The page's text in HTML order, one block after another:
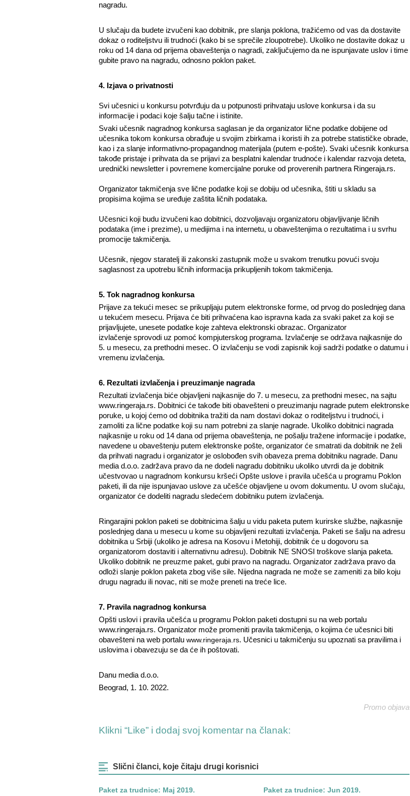
nagradu.
U slučaju da budete izvučeni kao dobitnik, pre slanja poklona, tražićemo od vas da dostavite
dokaz o roditeljstvu ili trudnoći (kako bi se sprečile zloupotrebe). Ukoliko ne dostavite dokaz u
roku od 14 dana od prijema obaveštenja o nagradi, zaključujemo da ne ispunjavate uslov i time
gubite pravo na nagradu, odnosno poklon paket.
4. Izjava o privatnosti
Svi učesnici u konkursu potvrđuju da u potpunosti prihvataju uslove konkursa i da su
informacije i podaci koje šalju tačne i istinite.
Svaki učesnik nagradnog konkursa saglasan je da organizator lične podatke dobijene od
učesnika tokom konkursa obrađuje u svojim zbirkama i koristi ih za potrebe statističke obrade,
kao i za slanje informativno-propagandnog materijala (putem e-pošte). Svaki učesnik konkursa
takođe pristaje i prihvata da se prijavi za besplatni kalendar trudnoće i kalendar razvoja deteta,
urednički newsletter i povremene komercijalne poruke od proverenih partnera Ringeraja.rs.
Organizator takmičenja sve lične podatke koji se dobiju od učesnika, štiti u skladu sa
propisima kojima se uređuje zaštita ličnih podataka.
Učesnici koji budu izvučeni kao dobitnici, dozvoljavaju organizatoru objavljivanje ličnih
podataka (ime i prezime), u medijima i na internetu, u obaveštenjima o rezultatima i u svrhu
promocije takmičenja.
Učesnik, njegov staratelj ili zakonski zastupnik može u svakom trenutku povući svoju
saglasnost za upotrebu ličnih informacija prikupljenih tokom takmičenja.
5. Tok nagradnog konkursa
Prijave za tekući mesec se prikupljaju putem elektronske forme, od prvog do poslednjeg dana
u tekućem mesecu. Prijava će biti prihvaćena kao ispravna kada za svaki paket za koji se
prijavljujete, unesete podatke koje zahteva elektronski obrazac. Organizator
izvlačenje sprovodi uz pomoć kompjuterskog programa. Izvlačenje se održava najkasnije do
5. u mesecu, za prethodni mesec. O izvlačenju se vodi zapisnik koji sadrži podatke o datumu i
vremenu izvlačenja.
6. Rezultati izvlačenja i preuzimanje nagrada
Rezultati izvlačenja biće objavljeni najkasnije do 7. u mesecu, za prethodni mesec, na sajtu
www.ringeraja.rs. Dobitnici će takođe biti obavešteni o preuzimanju nagrade putem elektronske
poruke, u kojoj ćemo od dobitnika tražiti da nam dostavi dokaz o roditeljstvu i trudnoći, i
zamoliti za lične podatke koji su nam potrebni za slanje nagrade. Ukoliko dobitnici nagrada
najkasnije u roku od 14 dana od prijema obaveštenja, ne pošalju tražene informacije i podatke,
navedene u obaveštenju putem elektronske pošte, organizator će smatrati da dobitnik ne želi
da prihvati nagradu i organizator je oslobođen svih obaveza prema dobitniku nagrade. Danu
media d.o.o. zadržava pravo da ne dodeli nagradu dobitniku ukoliko utvrdi da je dobitnik
učestvovao u nagradnom konkursu kršeći Opšte uslove i pravila učešća u programu Poklon
paketi, ili da nije ispunjavao uslove za učešće objavljene u ovom dokumentu. U ovom slučaju,
organizator će dodeliti nagradu sledećem dobitniku putem izvlačenja.
Ringarajini poklon paketi se dobitnicima šalju u vidu paketa putem kurirske službe, najkasnije
poslednjeg dana u mesecu u kome su objavljeni rezultati izvlačenja. Paketi se šalju na adresu
dobitnika u Srbiji (ukoliko je adresa na Kosovu i Metohiji, dobitnik će u dogovoru sa
organizatorom dostaviti i alternativnu adresu). Dobitnik NE SNOSI troškove slanja paketa.
Ukoliko dobitnik ne preuzme paket, gubi pravo na nagradu. Organizator zadržava pravo da
odloži slanje poklon paketa zbog više sile. Nijedna nagrada ne može se zameniti za bilo koju
drugu nagradu ili novac, niti se može preneti na treće lice.
7. Pravila nagradnog konkursa
Opšti uslovi i pravila učešća u programu Poklon paketi dostupni su na web portalu
www.ringeraja.rs. Organizator može promeniti pravila takmičenja, o kojima će učesnici biti
obavešteni na web portalu www.ringeraja.rs. Učesnici u takmičenju su upoznati sa pravilima i
uslovima i obavezuju se da će ih poštovati.
Danu media d.o.o.
Beograd, 1. 10. 2022.
Promo objava
Klikni “Like” i dodaj svoj komentar na članak:
Slični članci, koje čitaju drugi korisnici
Paket za trudnice: Maj 2019. Paket za trudnice: Jun 2019.